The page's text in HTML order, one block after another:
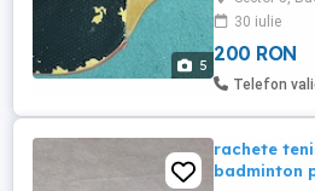
5
30 iulie
200 RON
Telefon
rachete
badminton